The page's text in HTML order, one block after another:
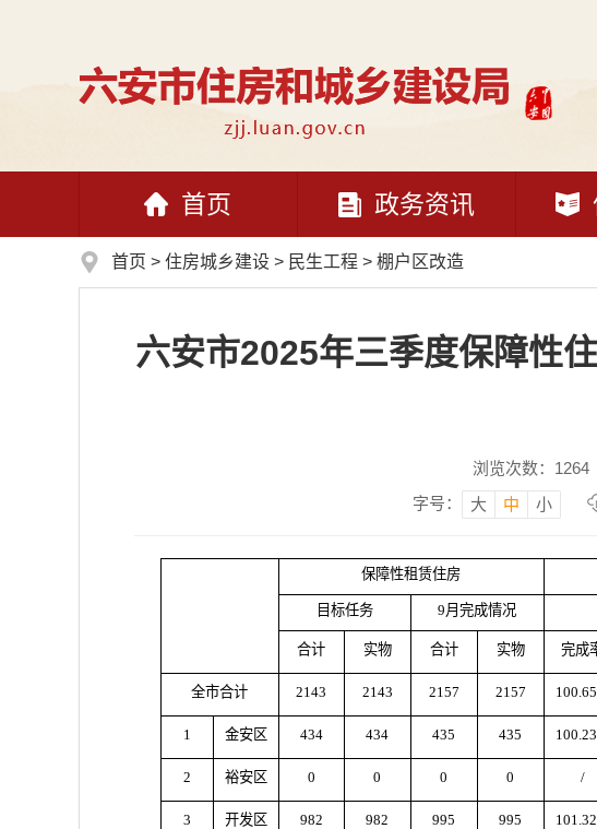
首页 政务资讯
首页 > 住房城乡建设 > 民生工程 > 棚户区改造
六安市2025年三季度保障性
浏览次数： 1264
字号：
大 中 小
保障性租赁住房
目标任务 9月完成情况
合计
实物 合计 实物 完成
全市合计 2143 2143 2157 2157
1 金安区 434 434 435 435
2 裕安区 0 0 0 0 /
3 开发区 982 982 995 995